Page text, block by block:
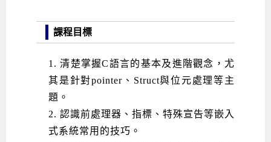
課程目標
1. 清楚掌握C語言的基本及進階觀念，尤
其是針對pointer、Struct與位元處理等主
題。
2. 認識前處理器、指標、特殊宣告等嵌入
式系統常用的技巧。